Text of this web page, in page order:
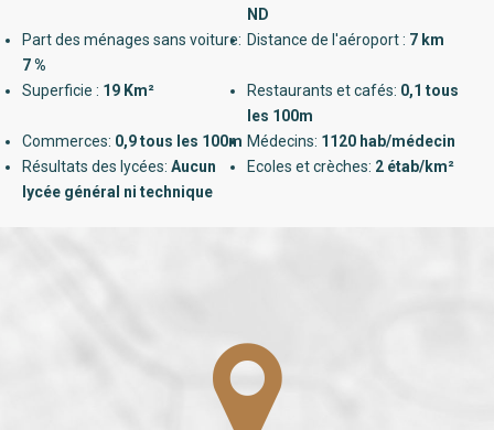
ND
Part des ménages sans voiture:
7 %
Distance de l'aéroport : 7 km
Superficie : 19 Km² Restaurants et cafés: 0,1 tous
les 100m
Commerces: 0,9 tous les 100m Médecins: 1120 hab/médecin
Résultats des lycées: Aucun
lycée général ni technique
Ecoles et crèches: 2 étab/km²